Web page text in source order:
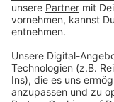
Beratung im
dann einen Link
Online-Banking
natürlich, dass